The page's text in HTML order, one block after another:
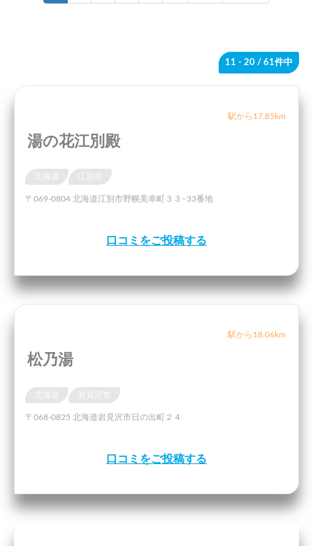
11 - 20 / 61件中
駅から17.85km
湯の花江別殿
〒069-0804 北海道江別市野幌美幸町３３−33番地
口コミをご投稿する
駅から18.06km
松乃湯
岩見沢市
〒068-0825 北海道岩見沢市日の出町２４
口コミをご投稿する